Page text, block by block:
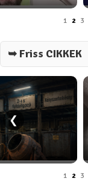
1 2 3
➥ Friss CIKKEK
❮
1 2 3